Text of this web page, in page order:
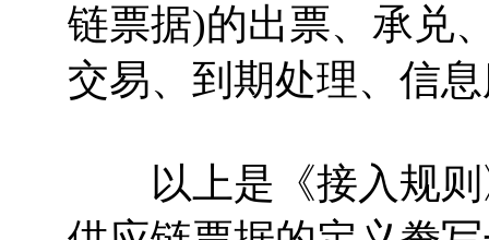
链票据)的出票、承兑
交易、到期处理、信
以上是《接入规则